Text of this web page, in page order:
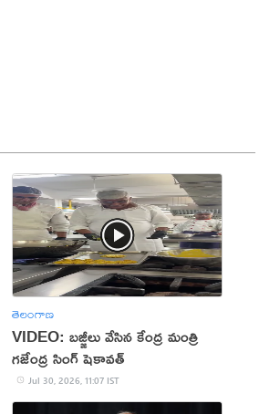
తెలంగాణ
VIDEO: బజ్జీలు వేసిన కేంద్ర మంత్రి
గజేంద్ర సింగ్ షెకావత్
Jul 30, 2026, 11:07 IST